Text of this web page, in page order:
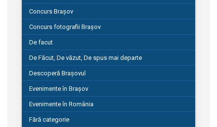
Concurs Brașov
Concurs fotografii Brașov
De facut
De Făcut, De văzut, De spus mai departe
Descoperă Brașovul
Evenimente în Brașov
Evenimente în România
Fără categorie